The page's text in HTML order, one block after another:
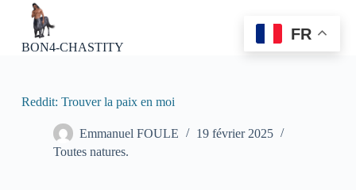
BON4-CHASTITY
Reddit: Trouver la paix en moi
Emmanuel FOULE
19 février 2025
Toutes natures.
FR